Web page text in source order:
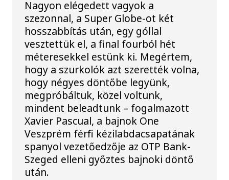
Nagyon elégedett vagyok a
szezonnal, a Super Globe-ot két
hosszabbítás után, egy góllal
vesztettük el, a final fourból hét
méteresekkel estünk ki. Megértem,
hogy a szurkolók azt szerették volna,
hogy négyes döntőbe legyünk,
megpróbáltuk, közel voltunk,
mindent beleadtunk – fogalmazott
Xavier Pascual, a bajnok One
Veszprém férfi kézilabdacsapatának
spanyol vezetőedzője az OTP Bank-
Szeged elleni győztes bajnoki döntő
után.